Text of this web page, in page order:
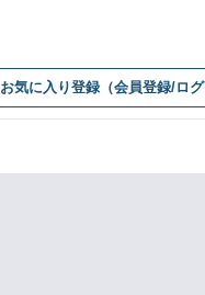
お気に入り登録（会員登録/ロ